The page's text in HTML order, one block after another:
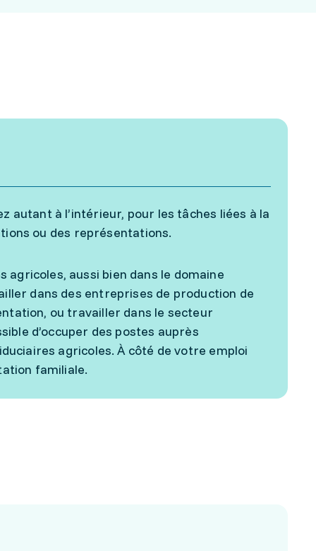
autant à l’intérieur, pour les tâches liées à la
ou des représentations.
agricoles, aussi bien dans le domaine
dans des entreprises de production de
ou travailler dans le secteur
d’occuper des postes auprès
agricoles. À côté de votre emploi
familiale.